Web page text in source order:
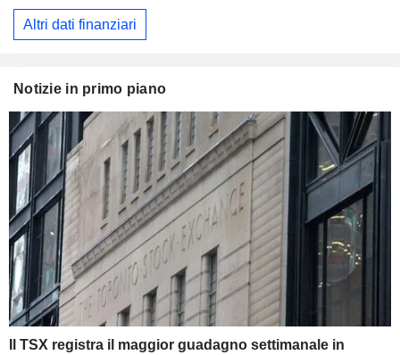
Altri dati finanziari
Notizie in primo piano
Il TSX registra il maggior guadagno settimanale in